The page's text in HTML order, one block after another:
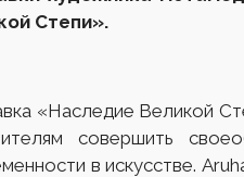
Степи».
«Наследие Великой
совершить
в искусстве.